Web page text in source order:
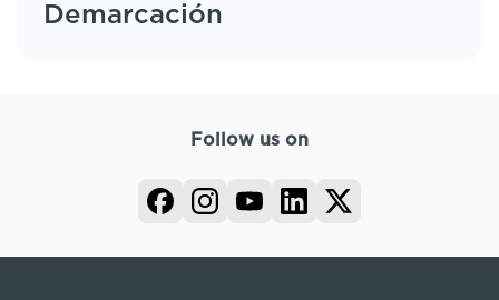
Demarcación
Follow us on